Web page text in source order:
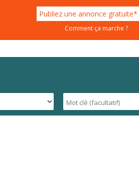
Publiez une annonce gratuite*
Comment ça marche ?